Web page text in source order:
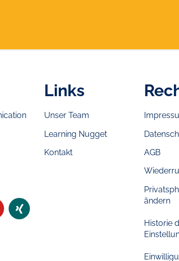
Links
Unser Team
Learning Nugget
Kontakt
AGB
ändern
Historie